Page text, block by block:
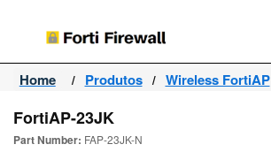
Forti
Firewall
Home Produtos Wireless FortiAP
FortiAP-23JK
Part Number: FAP-23JK-N